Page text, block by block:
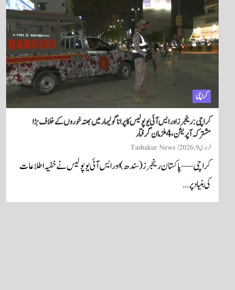
کراچی
کراچی: رینجرز اور ایس آئی یو پولیس کا پرانا گولیمار میں بھتہ خوروں کے خلاف بڑا
مشترکہ آپریشن، 4 ملزمان گرفتار
فروری 9, 2026 Tashakur News
کراچی — پاکستان رینجرز (سندھ) اور ایس آئی یو پولیس نے خفیہ اطلاعات
کی بنیاد پر…